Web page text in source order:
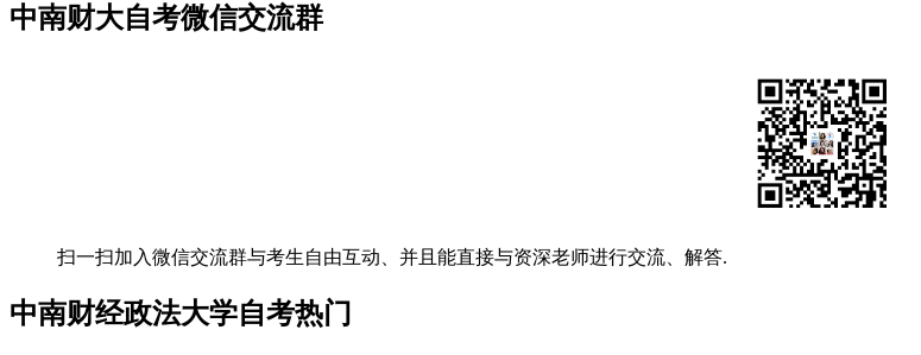
中南财大自考微信交流群
扫一扫加入微信交流群与考生自由互动、并且能直接与资深老师进行交流、解答.
中南财经政法大学自考热门